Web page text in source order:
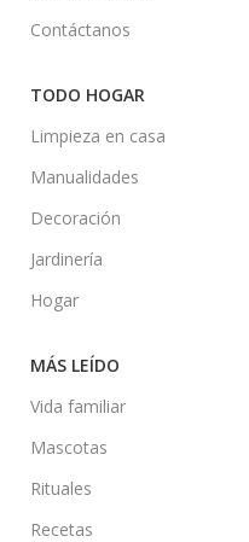
Contáctanos
TODO HOGAR
Limpieza en casa
Manualidades
Decoración
Jardinería
Hogar
MÁS LEÍDO
Vida familiar
Mascotas
Rituales
Recetas